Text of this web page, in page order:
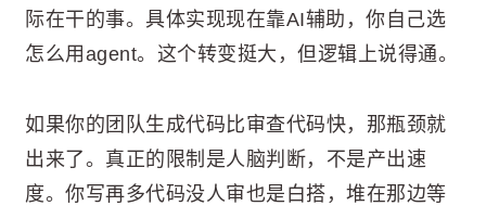
际在干的事。具体实现现在靠AI辅助，你自己选
怎么用agent。这个转变挺大，但逻辑上说得通。
如果你的团队生成代码比审查代码快，那瓶颈就
出来了。真正的限制是人脑判断，不是产出速
度。你写再多代码没人审也是白搭，堆在那边等